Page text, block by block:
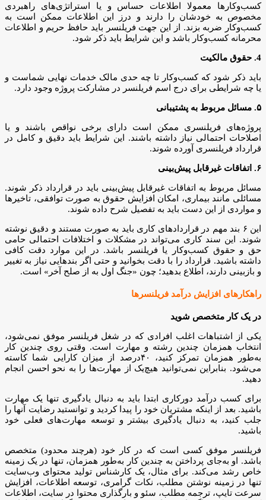
کسب‌و‌کارها معمولا اطلاعات حساس و یا استراتژی‌های راهبردی‌
مخصوص به خودشان را دارند و درز این اطلاعات ممکن است به
کسب‌و‌کار ضربه بزند. از این جهت فریلنسر باید حافظ حریم و اطلاعات
محرمانه‌ کسب‌و‌کار باشد و این شرایط باید ذکر شود.
4. حقوق مالکیت
باید ذکر شود که کسب‌و‌کار تا چه حدی مالک خدمات نهایی شماست و
یا چه شرایطی برای درج اسم فریلنسر در مشارکت پروژه وجود دارد.
۵. مسائل مربوط به پشتیبانی
پروژه‌های فریلنسری ممکن است دارای برخی نواقص باشند و یا
اصلاحات احتمالی نیاز داشته باشند. این شرایط باید دقیق و کامل در
قرارداد فریلنسری آورده شوند.
۶. اتفاقات غیرقابل پیش‌بینی
مسائل مربوط به اتفاقات غیرقابل پیش‌بینی باید در قرارداد ذکر شوند.
مسائلی مانند بیماری، امکان افزایش حقوق به صورت توافقی، تاخیرها
و مواردی از این دست باید به تفصیل شرح داده شوند.
این ۶ بند مهم در قراردادهای کاری باید به صورت مستند و دقیق نوشته
شوند. این سند کاری می‌تواند در مشکلات و اختلافات احتمالی حامی
حق و حقوق کسب‌و‌کار یا فریلنسر باشد. در این موارد دقت کافی
داشته باشید. قرارداد را با دقت بخوانید و حتی اگر بندهایی نیاز به تغییر
و بازبینی دارند، اطلاع بدهید؛ چون «جنگ اول به از صلح آخر» است.
راهکارهای افزایش درآمد فریلنسرها
در یک کار متخصص شوید
یکی از اشتباهات اغلب افرادی که در شغل فریلنسر موفق نمی‌شود،
انتخاب همزمان چندین رشته و مهارت است. وقتی ‌روی چندین کار
به‌طور همزمان تمرکز کنید، ۴۰درصد از میزان کارایی شما کاسته
می‌شود. بنابراین نمی‌توانید هیچ‌یک از مهارت‌ها را به نحو احسن انجام
دهید.
برای کسب درآمد دورکاری ابتدا باید به دنبال یادگیری تنها یک مهارت
باشید. بعد از اینکه مشتریان خود را پیدا کردید و توانستید رضایت آنها را
جلب کنید، به دنبال یادگیری بیشتر و توسعه‌ مهارت‌های فعلی خود
باشید.
فریلنسر موفق کسی است که در کار خود (هرچند محدود) متخصص
باشد. او به‌جای پرداختن به چندین کار به‌طور همزمان، تنها در یک زمینه‌
خاص رشد می‌کند. برای مثال، یک کارشناس تولید محتوای وب‌سایت
تنها در زمینه‌‌ نوشتن مطلب، نکات گرامری، توسعه‌ اطلاعات، افزایش
سرعت تایپ، ترجمه‌‌ مطلب، سئو و بارگذاری محتوا در سایت، اطلاعات